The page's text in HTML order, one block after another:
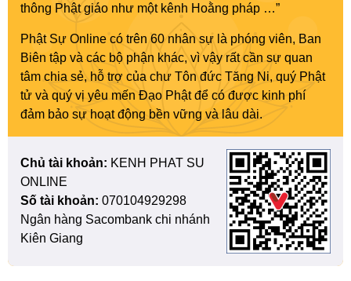
thông Phật giáo như một kênh Hoằng pháp …”
Phật Sự Online có trên 60 nhân sự là phóng viên, Ban
Biên tập và các bộ phận khác, vì vậy rất cần sự quan
tâm chia sẻ, hỗ trợ của chư Tôn đức Tăng Ni, quý Phật
tử và quý vị yêu mến Đạo Phật để có được kinh phí
đảm bảo sự hoạt động bền vững và lâu dài.
Chủ tài khoản: KENH PHAT SU
ONLINE
Số tài khoản: 070104929298
Ngân hàng Sacombank chi nhánh
Kiên Giang